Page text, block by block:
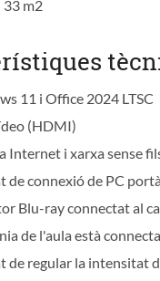
33 m2
11 i Office 2024 LTSC
(HDMI)
Internet i xarxa sense
de connexió de PC
Blu-ray connectat al
de l'aula està
de regular la intensitat